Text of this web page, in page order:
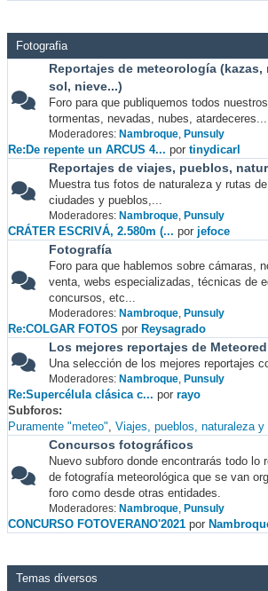
Fotografia
Reportajes de meteorología
sol, nieve...)
Foro para que publiquemos todos
tormentas, nevadas, nubes, atardeceres...
Moderadores: Nambroque, Punsuly
Re:De repente un ARCUS 4... por tinydicarl
Reportajes de viajes, pueblos,
Muestra tus fotos de naturaleza y rutas
ciudades y pueblos,...
Moderadores: Nambroque, Punsuly
CRÁTER ESCRIVÁ, 2.580m (... por jefoce
Fotografía
Foro para que hablemos sobre cámaras,
venta, webs especializadas, técnicas de
concursos, etc...
Moderadores: Nambroque, Punsuly
Re:COLGAR FOTOS por Reysagrado
Los mejores reportajes de Meteored
Una selección de los mejores reportajes
Moderadores: Nambroque, Punsuly
Re:Supercélula clásica c... por rayo
Subforos
Puramente "meteo" Viajes, pueblos, naturaleza y
Concursos fotográficos
Nuevo subforo donde encontrarás todo lo
de fotografía meteorológica que se van
foro como desde otras entidades.
Moderadores: Nambroque, Punsuly
CONCURSO FOTOVERANO'2021 por
Temas diversos